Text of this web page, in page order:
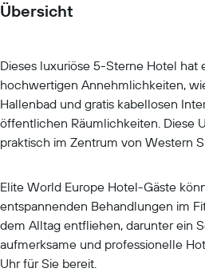
Übersicht
Dieses luxuriöse 5-Sterne Hotel hat
hochwertigen Annehmlichkeiten,
Hallenbad und gratis kabellosen
öffentlichen Räumlichkeiten. Diese
praktisch im Zentrum von Western
Elite World Europe Hotel-Gäste
entspannenden Behandlungen im
dem Alltag entfliehen, darunter ein
aufmerksame und professionelle
Uhr für Sie bereit.